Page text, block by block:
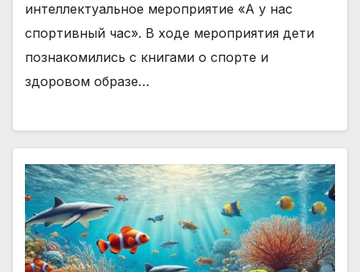
интеллектуальное мероприятие «А у нас
спортивный час». В ходе мероприятия дети
познакомились с книгами о спорте и
здоровом образе…